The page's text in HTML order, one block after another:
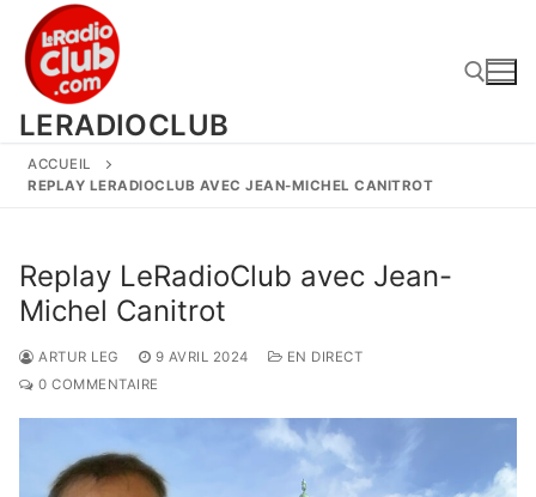
contenu
LERADIOCLUB
ACCUEIL
REPLAY LERADIOCLUB AVEC JEAN-MICHEL CANITROT
Replay LeRadioClub avec Jean-
Michel Canitrot
ARTUR LEG 9 AVRIL 2024
EN DIRECT
0 COMMENTAIRE